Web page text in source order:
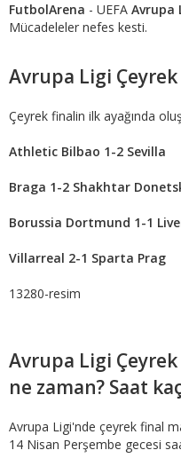
FutbolArena - UEFA Avrupa
Mücadeleler nefes kesti.
Avrupa Ligi
Çeyrek finalin ilk ayağında
Athletic Bilbao 1-2 Sevilla
Braga 1-2 Shakhtar
Borussia Dortmund 1-1
Villarreal 2-1 Sparta Prag
13280-resim
Avrupa Ligi
ne zaman? Saat
Avrupa Ligi'nde çeyrek final
14 Nisan Perşembe gecesi